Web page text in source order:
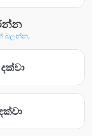
බලන්න.